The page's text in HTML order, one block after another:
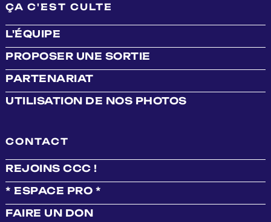
ÇA C'EST CULTE
L'ÉQUIPE
PROPOSER UNE SORTIE
PARTENARIAT
UTILISATION DE NOS PHOTOS
CONTACT
REJOINS CCC !
* ESPACE PRO *
FAIRE UN DON